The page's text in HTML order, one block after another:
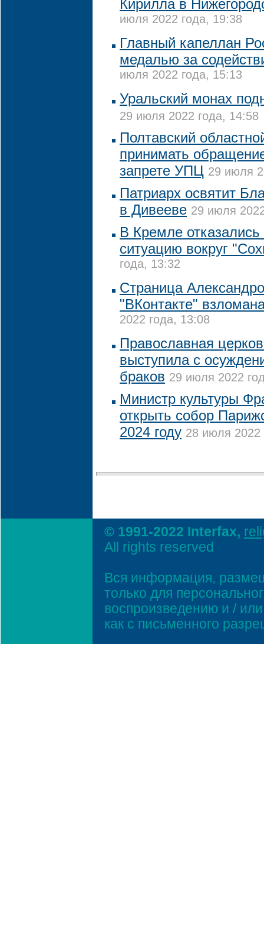
Кирилла в
июля 2022 года, 19:38
Главный капеллан
медалью за
июля 2022 года, 15:13
Уральский монах
29 июля 2022 года, 14:58
Полтавский
принимать
запрете УПЦ 29 июля
Патриарх освятит
в Дивееве 29 июля
В Кремле
ситуацию вокруг
года, 13:32
Страница
"ВКонтакте"
2022 года, 13:08
Православная
выступила с
браков 29 июля 2022
Министр культуры
открыть собор
2024 году 28 июля 2022
© 1991-2022 Interfax,
All rights reserved
Вся информация,
только для
воспроизведению и /
как с письменного